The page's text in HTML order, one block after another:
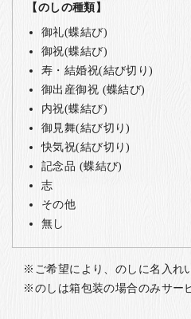
【のしの種類】
御礼(蝶結び)
御祝(蝶結び)
寿・結婚祝(結び切り)
御出産御祝 (蝶結び)
内祝(蝶結び)
御見舞(結び切り)
快気祝(結び切り)
記念品 (蝶結び)
志
その他
無し
ご希望により、のしに名入れ
のしは箱包装の場合のみサー